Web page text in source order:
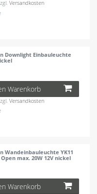
Versandkosten
Downlight Einbauleuchte
Warenkorb
Versandkosten
Wandeinbauleuchte YK11
max. 20W 12V nickel
Warenkorb